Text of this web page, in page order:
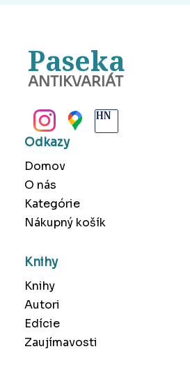
Paseka
ANTIKVARIÁT
Odkazy
Domov
O nás
Kategórie
Nákupný košík
Knihy
Knihy
Autori
Edície
Zaujímavosti